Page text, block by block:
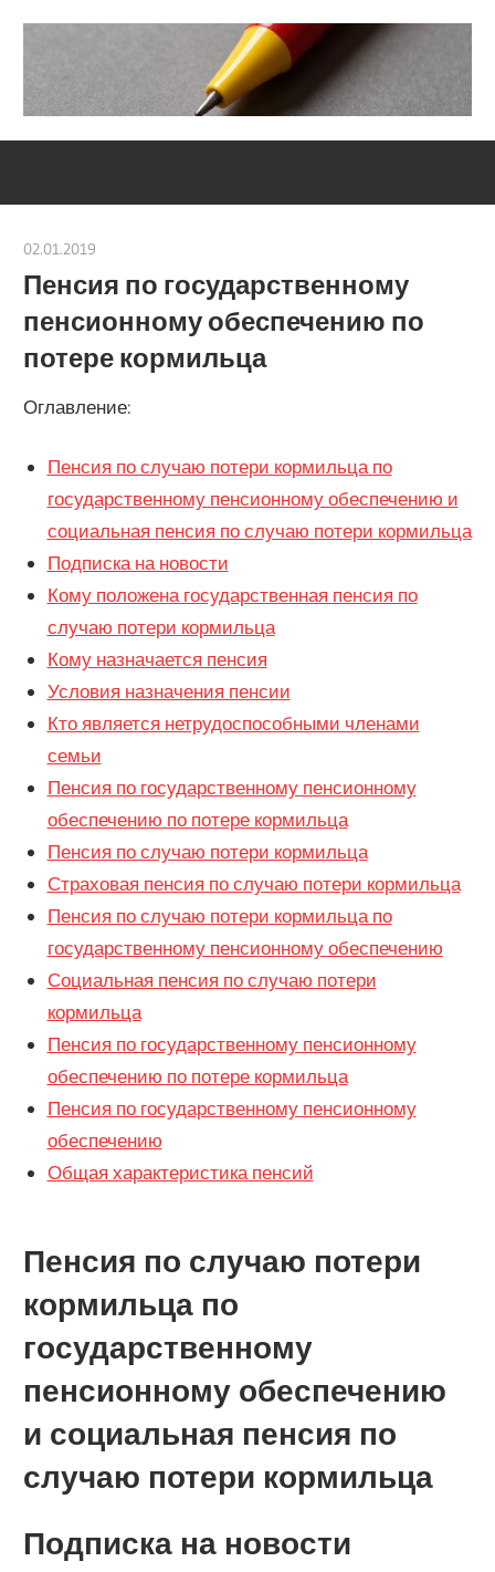
02.01.2019
Пенсия по государственному
пенсионному обеспечению по
потере кормильца
Оглавление:
Пенсия по случаю потери кормильца по
государственному пенсионному обеспечению и
социальная пенсия по случаю потери кормильца
Подписка на новости
Кому положена государственная пенсия по
случаю потери кормильца
Кому назначается пенсия
Условия назначения пенсии
Кто является нетрудоспособными членами
семьи
Пенсия по государственному пенсионному
обеспечению по потере кормильца
Пенсия по случаю потери кормильца
Страховая пенсия по случаю потери кормильца
Пенсия по случаю потери кормильца по
государственному пенсионному обеспечению
Социальная пенсия по случаю потери
кормильца
Пенсия по государственному пенсионному
обеспечению по потере кормильца
Пенсия по государственному пенсионному
обеспечению
Общая характеристика пенсий
Пенсия по случаю потери
кормильца по
государственному
пенсионному обеспечению
и социальная пенсия по
случаю потери кормильца
Подписка на новости